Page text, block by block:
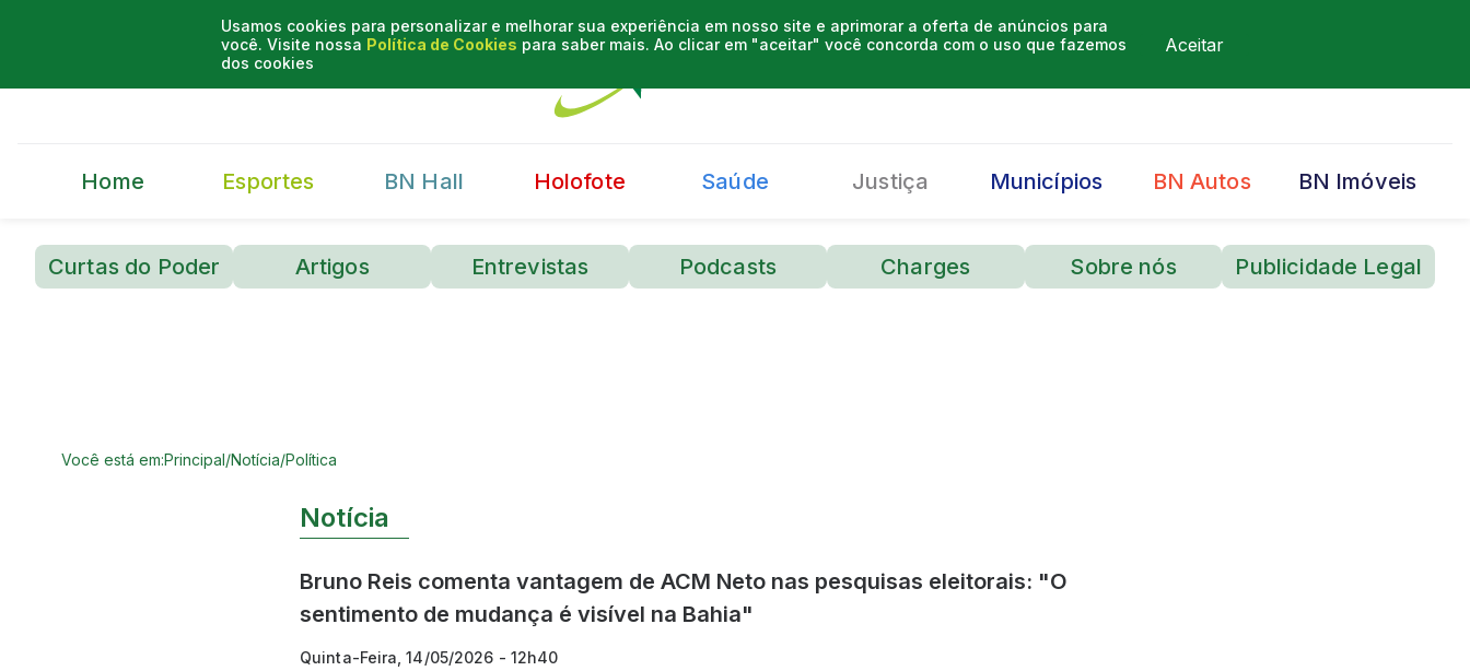
Usamos cookies para personalizar e melhorar sua experiência em nosso site e aprimorar a oferta de anúncios para
você. Visite nossa Política de Cookies para saber mais. Ao clicar em "aceitar" você concorda com o uso que fazemos
dos cookies
Aceitar
Home Esportes BN Hall Holofote Saúde Justiça Municípios BN Autos BN Imóveis
Curtas do Poder Artigos Entrevistas Podcasts Charges Sobre nós Publicidade Legal
Você está em:Principal/Notícia/Política
Notícia
Bruno Reis comenta vantagem de ACM Neto nas pesquisas eleitorais: "O
sentimento de mudança é visível na Bahia"
Quinta-Feira, 14/05/2026 - 12h40